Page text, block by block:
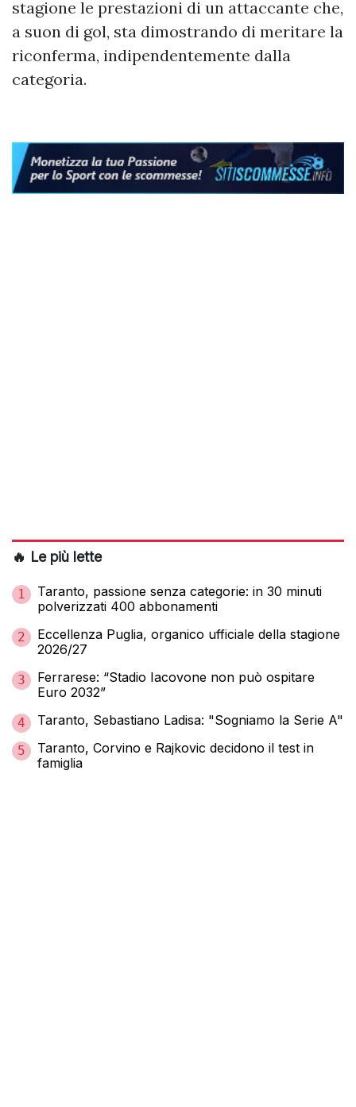
stagione le prestazioni di un attaccante che,
a suon di gol, sta dimostrando di meritare la
riconferma, indipendentemente dalla
categoria.
🔥 Le più lette
1
Taranto, passione senza categorie: in 30 minuti
polverizzati 400 abbonamenti
2
Eccellenza Puglia, organico ufficiale della stagione
2026/27
3
Ferrarese: “Stadio Iacovone non può ospitare
Euro 2032”
4 Taranto, Sebastiano Ladisa: "Sogniamo la Serie A"
5
Taranto, Corvino e Rajkovic decidono il test in
famiglia